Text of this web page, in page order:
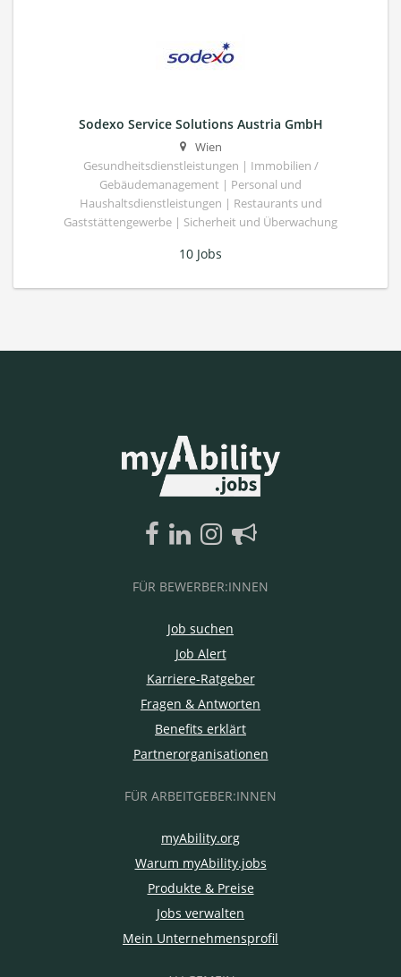
Sodexo Service Solutions Austria GmbH
Wien
Gesundheitsdienstleistungen | Immobilien /
Gebäudemanagement | Personal und
Haushaltsdienstleistungen | Restaurants und
Gaststättengewerbe | Sicherheit und Überwachung
10 Jobs
FÜR BEWERBER:INNEN
Job suchen
Job Alert
Karriere-Ratgeber
Fragen & Antworten
Benefits erklärt
Partnerorganisationen
FÜR ARBEITGEBER:INNEN
myAbility.org
Warum myAbility.jobs
Produkte & Preise
Jobs verwalten
Mein Unternehmensprofil